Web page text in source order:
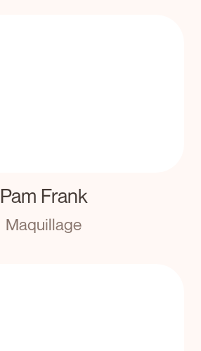
Pam Frank
Maquillage